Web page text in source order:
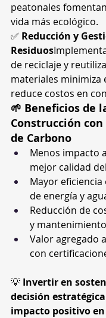
peatonales
vida más ecológico.
✅ Reducción y
Residuos
de reciclaje y
materiales minimiza
reduce costos en
🌱 Beneficios de
Construcción
de Carbono
Menos impacto
mejor calidad
Mayor
de energía y
Reducción de
y
Valor agregado
con
💡 Invertir en
decisión
impacto positivo